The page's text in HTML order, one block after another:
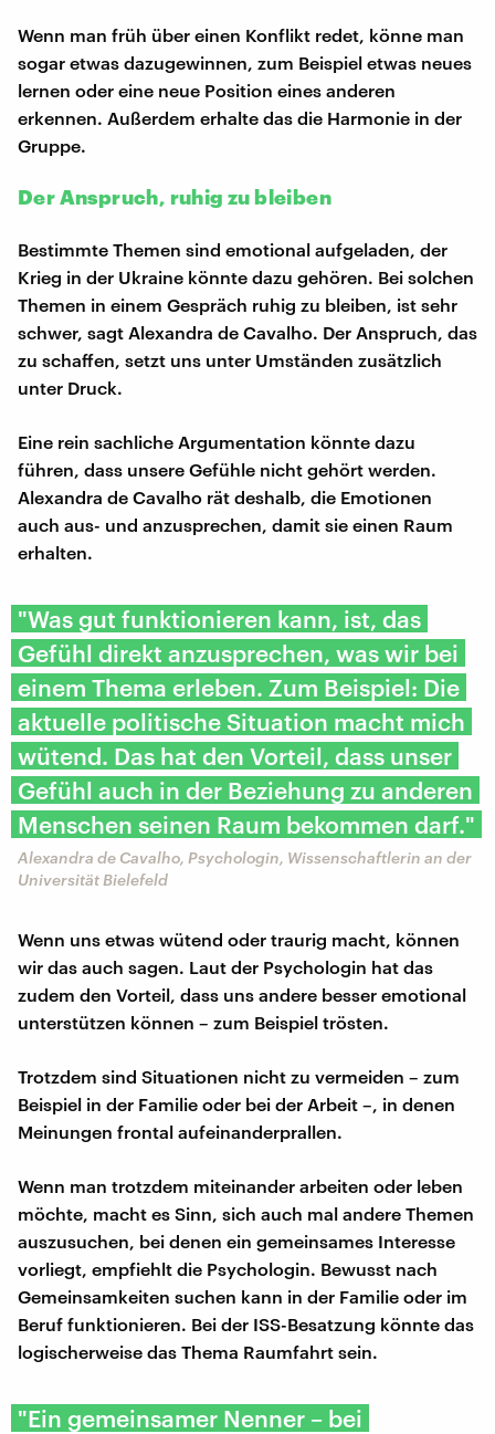
Wenn man früh über einen Konflikt redet, könne man
sogar etwas dazugewinnen, zum Beispiel etwas neues
lernen oder eine neue Position eines anderen
erkennen. Außerdem erhalte das die Harmonie in der
Gruppe.
Der Anspruch, ruhig zu bleiben
Bestimmte Themen sind emotional aufgeladen, der
Krieg in der Ukraine könnte dazu gehören. Bei solchen
Themen in einem Gespräch ruhig zu bleiben, ist sehr
schwer, sagt Alexandra de Cavalho. Der Anspruch, das
zu schaffen, setzt uns unter Umständen zusätzlich
unter Druck.
Eine rein sachliche Argumentation könnte dazu
führen, dass unsere Gefühle nicht gehört werden.
Alexandra de Cavalho rät deshalb, die Emotionen
auch aus- und anzusprechen, damit sie einen Raum
erhalten.
"Was gut funktionieren kann, ist, das
Gefühl direkt anzusprechen, was wir bei
einem Thema erleben. Zum Beispiel: Die
aktuelle politische Situation macht mich
wütend. Das hat den Vorteil, dass unser
Gefühl auch in der Beziehung zu anderen
Menschen seinen Raum bekommen darf."
Alexandra de Cavalho, Psychologin, Wissenschaftlerin an der
Universität Bielefeld
Wenn uns etwas wütend oder traurig macht, können
wir das auch sagen. Laut der Psychologin hat das
zudem den Vorteil, dass uns andere besser emotional
unterstützen können – zum Beispiel trösten.
Trotzdem sind Situationen nicht zu vermeiden – zum
Beispiel in der Familie oder bei der Arbeit –, in denen
Meinungen frontal aufeinanderprallen.
Wenn man trotzdem miteinander arbeiten oder leben
möchte, macht es Sinn, sich auch mal andere Themen
auszusuchen, bei denen ein gemeinsames Interesse
vorliegt, empfiehlt die Psychologin. Bewusst nach
Gemeinsamkeiten suchen kann in der Familie oder im
Beruf funktionieren. Bei der ISS-Besatzung könnte das
logischerweise das Thema Raumfahrt sein.
"Ein gemeinsamer Nenner – bei